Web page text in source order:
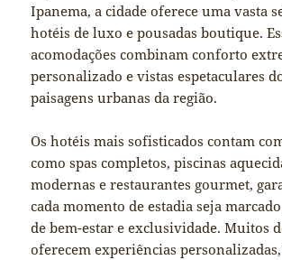
Ipanema, a cidade oferece uma vasta
hotéis de luxo e pousadas boutique.
acomodações combinam conforto
personalizado e vistas espetaculares
paisagens urbanas da região.
Os hotéis mais sofisticados contam
como spas completos, piscinas
modernas e restaurantes gourmet,
cada momento de estadia seja
de bem-estar e exclusividade. Muitos
oferecem experiências